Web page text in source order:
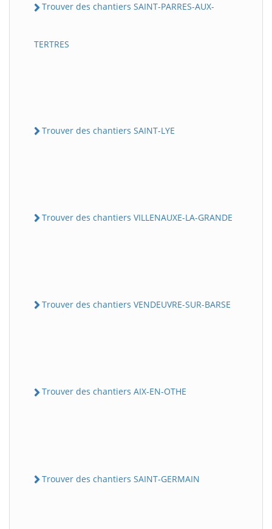
Trouver des chantiers SAINT-PARRES-AUX-
TERTRES
Trouver des chantiers SAINT-LYE
Trouver des chantiers VILLENAUXE-LA-GRANDE
Trouver des chantiers VENDEUVRE-SUR-BARSE
Trouver des chantiers AIX-EN-OTHE
Trouver des chantiers SAINT-GERMAIN